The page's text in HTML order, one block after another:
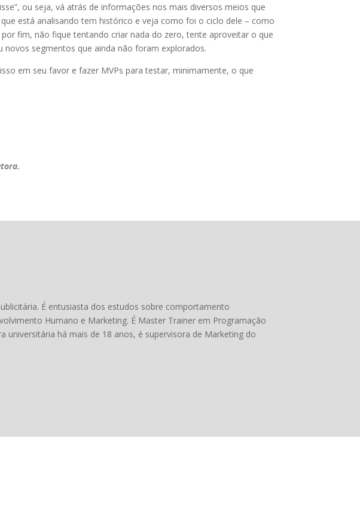
ou seja, vá atrás de informações nos mais diversos meios que
está analisando tem histórico e veja como foi o ciclo dele – como
fim, não fique tentando criar nada do zero, tente aproveitar o que
segmentos que ainda não foram explorados.
em seu favor e fazer MVPs para testar, minimamente, o que
É entusiasta dos estudos sobre comportamento
Humano e Marketing. É Master Trainer em Programação
universitária há mais de 18 anos, é supervisora de Marketing do